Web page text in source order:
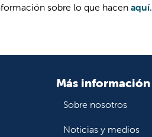
sobre lo que hacen aquí.
Más información
Sobre nosotros
Noticias y medios